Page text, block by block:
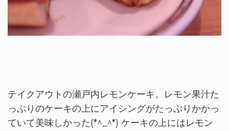
テイクアウトの瀬戸内レモンケーキ。レモン果汁た
っぷりのケーキの上にアイシングがたっぷりかかっ
ていて美味しかった(*^_^*) ケーキの上にはレモン